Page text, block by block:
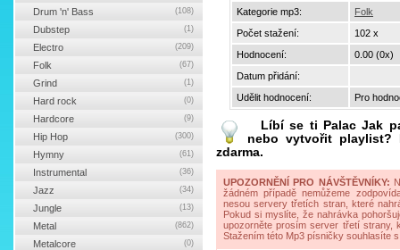
Kategorie mp3:
Folk
Počet stažení:
102 x
Hodnocení:
0.00 (0x)
Datum přidání:
Udělit hodnocení:
Pro
Líbí se ti
Palac Jak
nebo vytvořit playlist?
zdarma.
UPOZORNĚNÍ PRO NÁVŠTĚVNÍKY:
žádném případě nemůžeme
nesou servery třetích stran, které
Pokud si myslíte, že nahrávka
upozorněte prosím server třetí strany,
Stažením této Mp3 písničky souhlasíte
Drum 'n' Bass (108)
Dubstep (1)
Electro (209)
Folk (67)
Grind (1)
Hard rock (0)
Hardcore (9)
Hip Hop (300)
Hymny (61)
Instrumental (36)
Jazz (34)
Jungle (13)
Metal (862)
Metalcore (0)